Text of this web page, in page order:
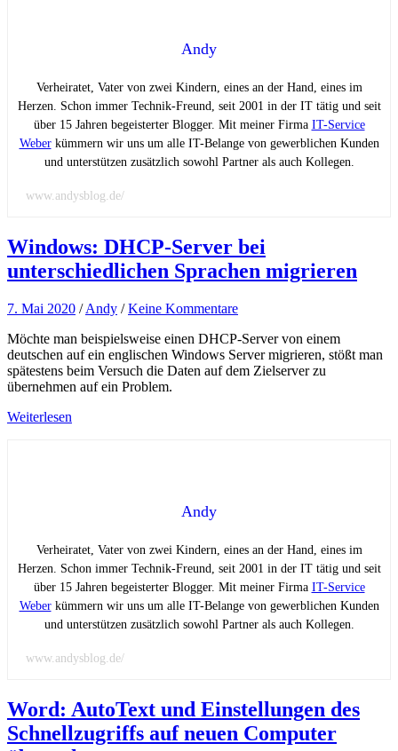
Andy
Verheiratet, Vater von zwei Kindern, eines an der Hand, eines im
Herzen. Schon immer Technik-Freund, seit 2001 in der IT tätig und seit
über 15 Jahren begeisterter Blogger. Mit meiner Firma IT-Service
Weberkümmern wir uns um alle IT-Belange von gewerblichen Kunden
und unterstützen zusätzlich sowohl Partner als auch Kollegen.
www.andysblog.de/
Windows: DHCP-Server bei
unterschiedlichen Sprachen migrieren
7. Mai 2020 /Andy /Keine Kommentare
Möchte man beispielsweise einen DHCP-Server von einem
deutschen auf ein englischen Windows Server migrieren, stößt man
spätestens beim Versuch die Daten auf dem Zielserver zu
übernehmen auf ein Problem.
Weiterlesen
Andy
Verheiratet, Vater von zwei Kindern, eines an der Hand, eines im
Herzen. Schon immer Technik-Freund, seit 2001 in der IT tätig und seit
über 15 Jahren begeisterter Blogger. Mit meiner Firma IT-Service
Weberkümmern wir uns um alle IT-Belange von gewerblichen Kunden
und unterstützen zusätzlich sowohl Partner als auch Kollegen.
www.andysblog.de/
Word: AutoText und Einstellungen des
Schnellzugriffs auf neuen Computer